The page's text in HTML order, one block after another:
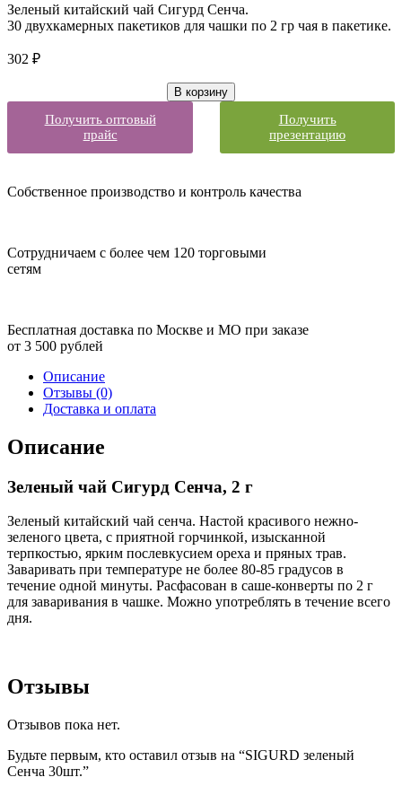
Зеленый китайский чай Сигурд Сенча.
30 двухкамерных пакетиков для чашки по 2 гр чая в пакетике.
302 ₽
В корзину
Получить оптовый
прайс
Получить
презентацию
Собственное производство и контроль качества
Сотрудничаем с более чем 120 торговыми
сетям
Бесплатная доставка по Москве и МО при заказе
от 3 500 рублей
Описание
Отзывы (0)
Доставка и оплата
Описание
Зеленый чай Сигурд Сенча, 2 г
Зеленый китайский чай сенча. Настой красивого нежно-
зеленого цвета, с приятной горчинкой, изысканной
терпкостью, ярким послевкусием ореха и пряных трав.
Заваривать при температуре не более 80-85 градусов в
течение одной минуты. Расфасован в саше-конверты по 2 г
для заваривания в чашке. Можно употреблять в течение всего
дня.
Отзывы
Отзывов пока нет.
Будьте первым, кто оставил отзыв на “SIGURD зеленый
Сенча 30шт.”